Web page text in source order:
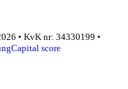
• KvK nr: 34330199 •
score